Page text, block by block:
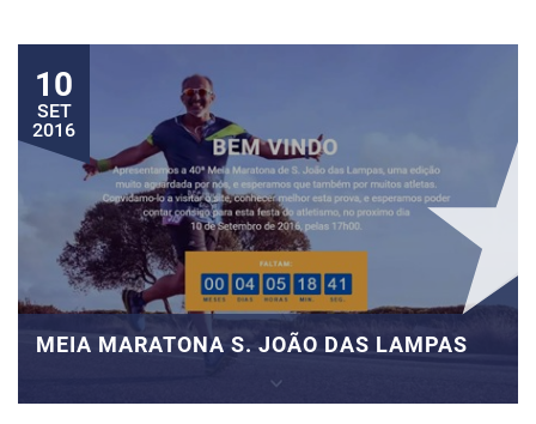
10
SET
2016
MEIA MARATONA S. JOÃO DAS LAMPAS